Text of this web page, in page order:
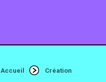
Accueil Création